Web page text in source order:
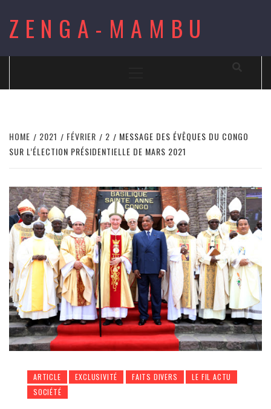
content
ZENGA-MAMBU
HOME 2021 FÉVRIER 2
MESSAGE DES ÉVÊQUES DU CONGO
SUR L’ÉLECTION PRÉSIDENTIELLE DE MARS 2021
ARTICLE EXCLUSIVITÉ FAITS DIVERS
LE FIL ACTU
SOCIÉTÉ